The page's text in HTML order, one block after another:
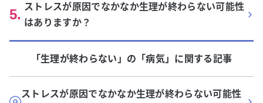
5. ストレスが原因でなかなか生理が終わらない可能性
はありますか？
「生理が終わらない」 の「病気」に関する記事
ストレスが原因でなかなか生理が終わらない可能性